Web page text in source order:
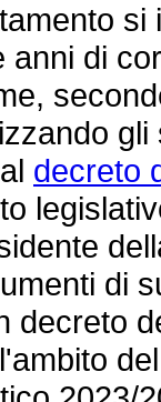
si
anni di
decreto
di
decreto